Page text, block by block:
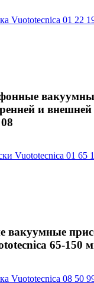
и внешней
вакуумные
65-150